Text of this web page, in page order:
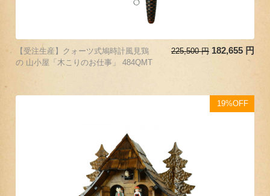
【受注生産】クォーツ式鳩時計風見鶏
の 山小屋「木こりのお仕事」 484QMT
225,500 円 182,655 円
19%OFF